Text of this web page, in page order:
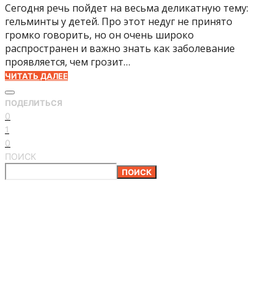
Сегодня речь пойдет на весьма деликатную тему:
гельминты у детей. Про этот недуг не принято
громко говорить, но он очень широко
распространен и важно знать как заболевание
проявляется, чем грозит…
ЧИТАТЬ ДАЛЕЕ
ПОДЕЛИТЬСЯ
0
1
0
ПОИСК
ПОИСК